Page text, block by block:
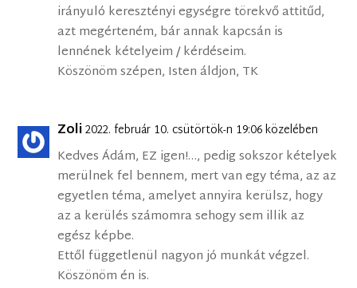
irányuló keresztényi egységre törekvő attitűd,
azt megérteném, bár annak kapcsán is
lennének kételyeim / kérdéseim.
Köszönöm szépen, Isten áldjon, TK
Zoli2022. február 10. csütörtök-n 19:06 közelében
Kedves Ádám, EZ igen!…, pedig sokszor kételyek
merülnek fel bennem, mert van egy téma, az az
egyetlen téma, amelyet annyira kerülsz, hogy
az a kerülés számomra sehogy sem illik az
egész képbe.
Ettől függetlenül nagyon jó munkát végzel.
Köszönöm én is.